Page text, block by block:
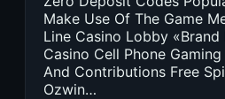
Make Use Of The Game
Line Casino Lobby
Casino Cell Phone
And Contributions Free
Ozwin…